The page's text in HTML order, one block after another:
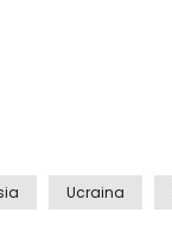
Ucraina